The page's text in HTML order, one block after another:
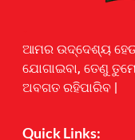
ଆମର ଉଦ୍ଦେଶ୍ୟ
ଯୋଗାଇବା, ତେଣୁ
ଅବଗତ ରହିପାରିବ |
Quick Links: